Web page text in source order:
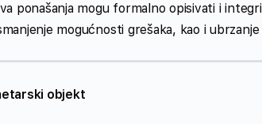
ponašanja mogu formalno opisivati i
mogućnosti grešaka, kao i
objekt